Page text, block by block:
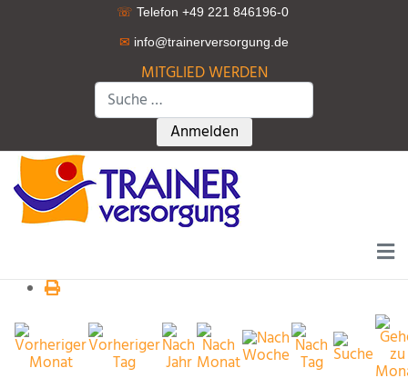
☏ Telefon +49 221 846196-0
✉ info@trainerversorgung.de
MITGLIED WERDEN
Suchen
Type 2 or more characters for
Anmelden